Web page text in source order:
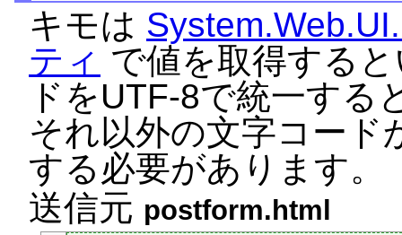
キモは
ティ で値を取得する
ドをUTF-8で統一する
それ以外の文字コード
する必要があります。
送信元 postform.html